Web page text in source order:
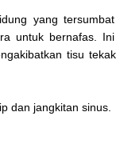
yang
untuk bernafas.
tisu
dan jangkitan sinus.